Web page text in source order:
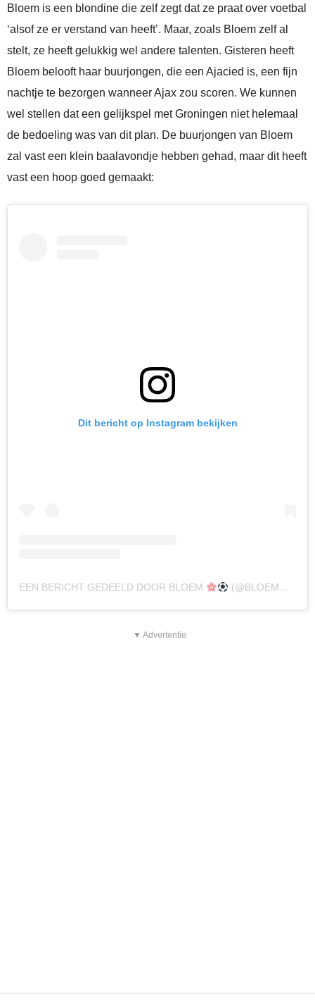
Bloem is een blondine die zelf zegt dat ze praat over voetbal
‘alsof ze er verstand van heeft’. Maar, zoals Bloem zelf al
stelt, ze heeft gelukkig wel andere talenten. Gisteren heeft
Bloem belooft haar buurjongen, die een Ajacied is, een fijn
nachtje te bezorgen wanneer Ajax zou scoren. We kunnen
wel stellen dat een gelijkspel met Groningen niet helemaal
de bedoeling was van dit plan. De buurjongen van Bloem
zal vast een klein baalavondje hebben gehad, maar dit heeft
vast een hoop goed gemaakt:
Dit bericht op Instagram bekijken
EEN BERICHT GEDEELD DOOR BLOEM (@BLOEMMETBALLEN)
▼ Advertentie